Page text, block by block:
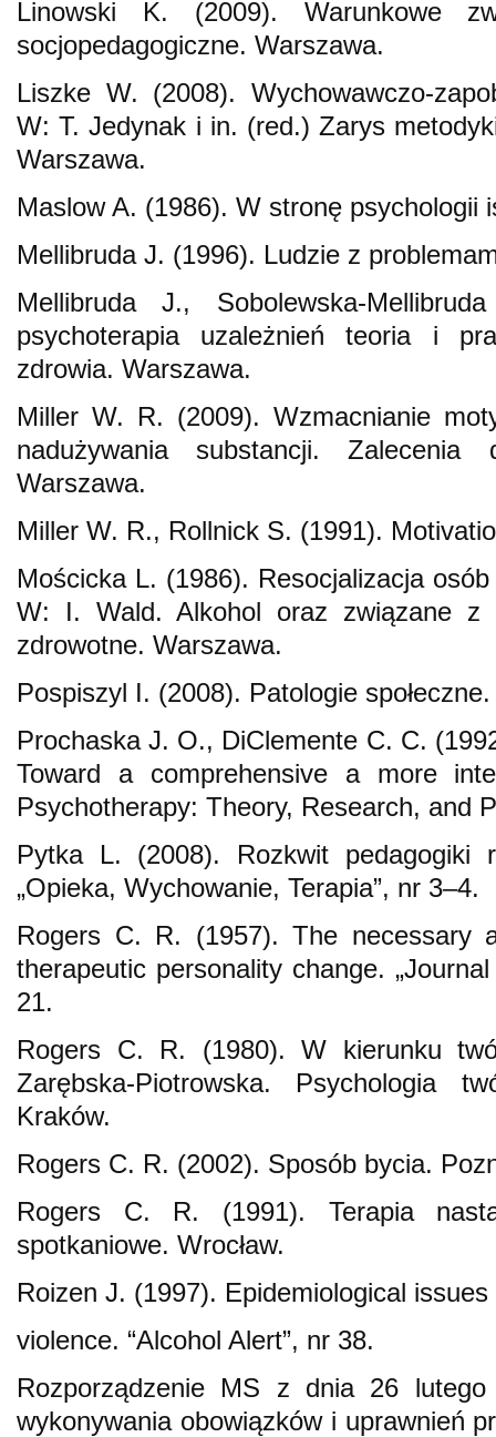
Linowski K. (2009). Warunkowe
socjopedagogiczne. Warszawa.
Liszke W. (2008).
W: T. Jedynak i in. (red.) Zarys
Warszawa.
Maslow A. (1986). W stronę psychologii
Mellibruda J. (1996). Ludzie z
Mellibruda J.,
psychoterapia uzależnień teoria i
zdrowia. Warszawa.
Miller W. R. (2009). Wzmacnianie
nadużywania substancji. Zalecenia
Warszawa.
Miller W. R., Rollnick S. (1991).
Mościcka L. (1986). Resocjalizacja
W: I. Wald. Alkohol oraz związane z
zdrowotne. Warszawa.
Pospiszyl I. (2008). Patologie
Prochaska J. O., DiClemente C. C.
Toward a comprehensive a more
Psychotherapy: Theory, Research, and
Pytka L. (2008). Rozkwit pedagogiki
„Opieka, Wychowanie, Terapia”, nr 3–4.
Rogers C. R. (1957). The necessary
therapeutic personality change.
21.
Rogers C. R. (1980). W kierunku
Zarębska‑Piotrowska. Psychologia
Kraków.
Rogers C. R. (2002). Sposób bycia.
Rogers C. R. (1991). Terapia
spotkaniowe. Wrocław.
Roizen J. (1997). Epidemiological issues
violence. “Alcohol Alert”, nr 38.
Rozporządzenie MS z dnia 26
wykonywania obowiązków i uprawnień